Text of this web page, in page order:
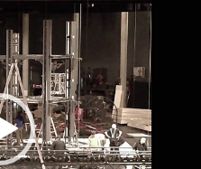
zum Ende mit ihm geht –
Tod“. Das Stück handelt
Macht der Liebe und der
die Zwänge seiner Zeit
Kapitel europäischer
und zutiefst